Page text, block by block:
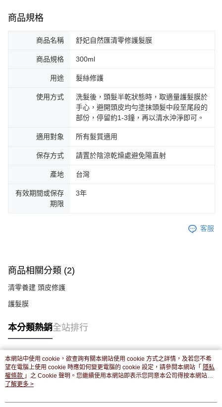
商品規格
商品名稱 舒妃自然匯清零修護髮膜
商品規格 300ml
用途 髮絲修護
使用方式
洗髮後，頭髮半乾狀態時，取適量護髮膜於
手心，避開頭皮均勻塗抹頭髮中段至尾段的
部份，停留約1-3鐘，再以清水沖淨即可。
適用對象 所有髮質適用
保存方式 請置於陰涼乾燥處避免陽直射
產地 台灣
有效期間或保存
期限
3年
客服
商品相關分類 (2)
清零養建 頭皮修護
護髮膜
本分類熱銷全站排行
熱門標籤
本網站中使用 cookie，欲查詢有關本網站使用 cookie 方式之詳情，及若您不希
望在電腦上使用 cookie 時應如何變更電腦的 cookie 設定，請參閱本網站「 隱私
權條款 」之 Cookie 聲明。您繼續使用本網站即表示您同意本公司得按本網站使
用條款之 Cookie 聲明使用 cookie。
了解更多 >